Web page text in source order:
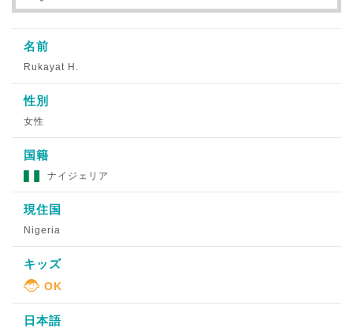
名前
Rukayat H.
性別
女性
国籍
ナイジェリア
現住国
Nigeria
キッズ
日本語